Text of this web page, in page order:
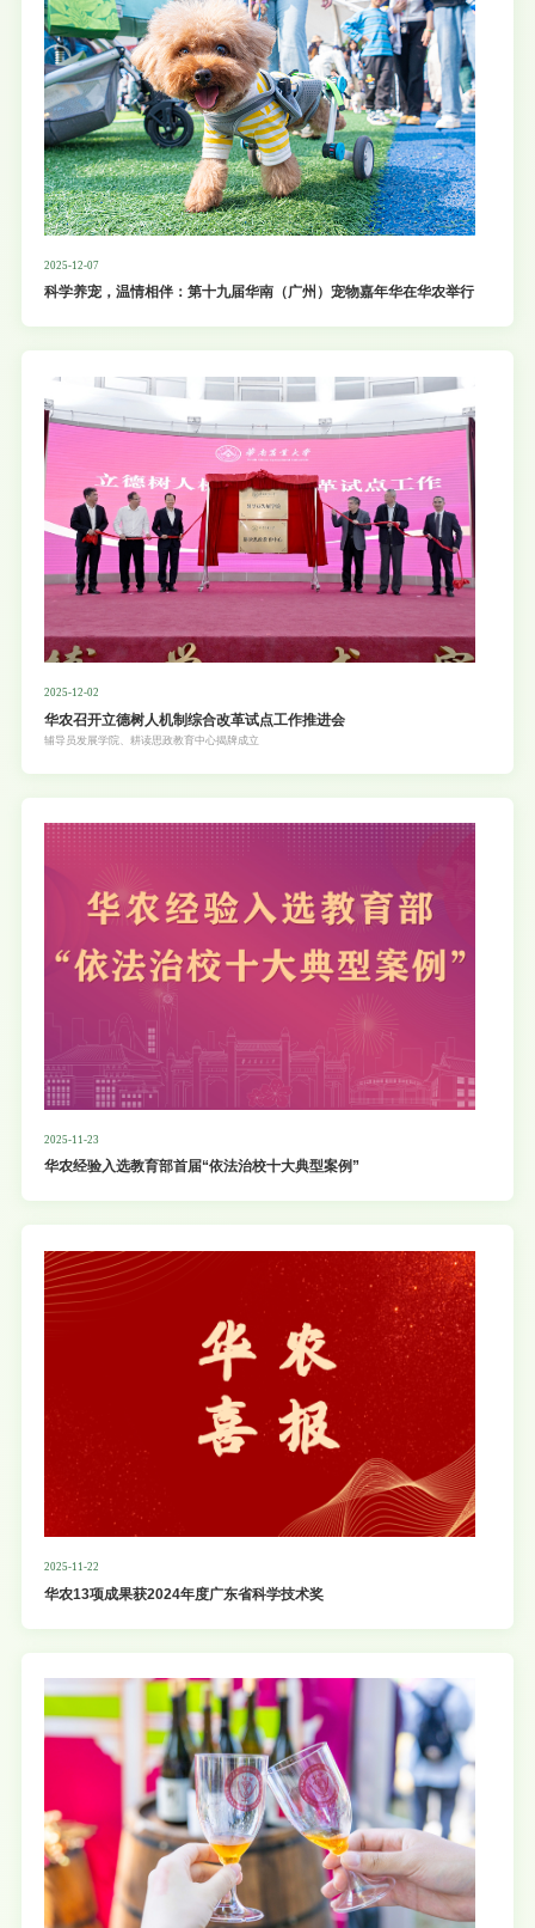
2025-12-07
科学养宠，温情相伴：第十九届华南（广州）宠物嘉年华在华农举行
2025-12-02
华农召开立德树人机制综合改革试点工作推进会
辅导员发展学院、耕读思政教育中心揭牌成立
2025-11-23
华农经验入选教育部首届“依法治校十大典型案例”
2025-11-22
华农13项成果获2024年度广东省科学技术奖